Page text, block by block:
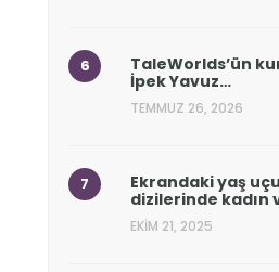
TaleWorlds’ün
İpek Yavuz…
TEMMUZ 26, 2026
Ekrandaki yaş
dizilerinde kadın
EKIM 21, 2025